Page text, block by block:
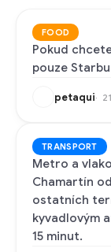
FOOD
Pokud
pouze
petaqui
TRANSPORT
Metro a
Chamartín
ostatních
kyvadlovým
15 minut.